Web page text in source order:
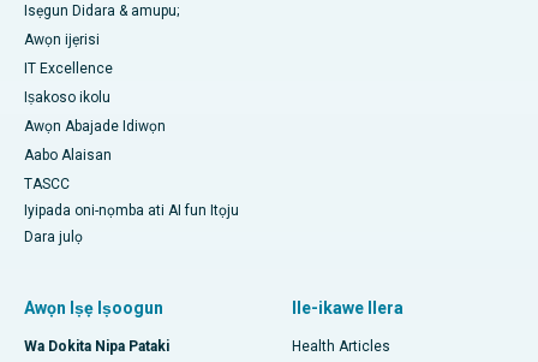
Isẹgun Didara & amupu;
Awọn ijẹrisi
IT Excellence
Iṣakoso ikolu
Awọn Abajade Idiwọn
Aabo Alaisan
TASCC
Iyipada oni-nọmba ati AI fun Itọju
Dara julọ
Awọn Iṣẹ Iṣoogun
Wa Dokita Nipa Pataki
Ile-ikawe Ilera
Health Articles